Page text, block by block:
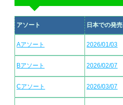
アソート 日本での発売
Aアソート 2026/01/03
Bアソート 2026/02/07
Cアソート 2026/03/07